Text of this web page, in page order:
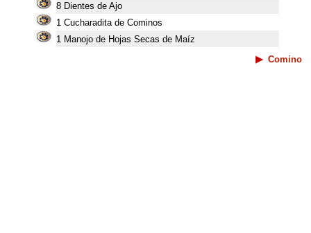
8 Dientes de Ajo
1 Cucharadita de Cominos
1 Manojo de Hojas Secas de Maíz
Comino